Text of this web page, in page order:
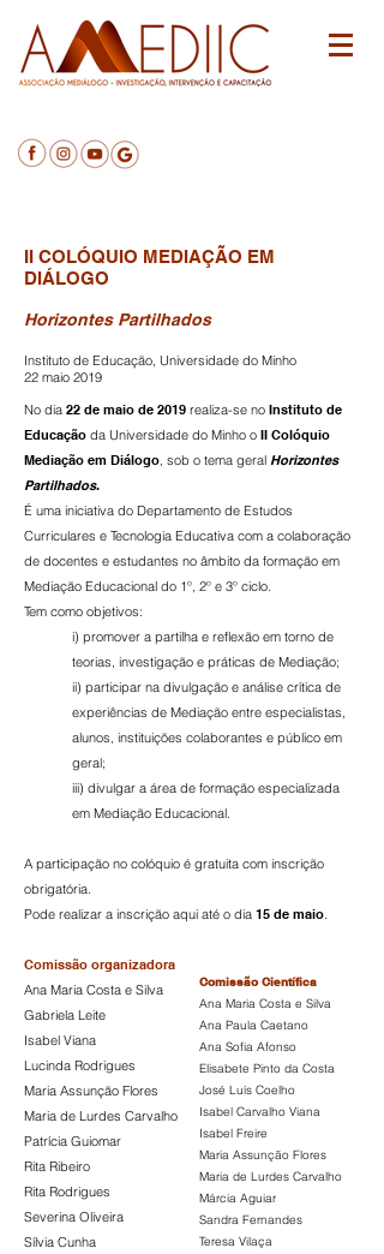
Testemunho participante no IV Colóquio
Mediação em Diálogo
II COLÓQUIO MEDIAÇÃO EM
DIÁLOGO
Horizontes Partilhados
Instituto de Educação, Universidade do Minho
22 maio 2019
No dia 22 de maio de 2019 realiza-se no Instituto de
Educação da Universidade do Minho o II Colóquio
Mediação em Diálogo, sob o tema geral Horizontes
Partilhados.
É uma iniciativa do Departamento de Estudos
Curriculares e Tecnologia Educativa com a colaboração
de docentes e estudantes no âmbito da formação em
Mediação Educacional do 1º, 2º e 3º ciclo.
Tem como objetivos:
i) promover a partilha e reflexão em torno de
teorias, investigação e práticas de Mediação;
ii) participar na divulgação e análise crítica de
experiências de Mediação entre especialistas,
alunos, instituições colaborantes e público em
geral;
iii) divulgar a área de formação especializada
em Mediação Educacional.
A participação no colóquio é gratuita com inscrição
obrigatória.
Pode realizar a inscrição aqui até o dia 15 de maio.
Comissão organizadora
Ana Maria Costa e Silva
Gabriela Leite
Isabel Viana
Lucinda Rodrigues
Maria Assunção Flores
Maria de Lurdes Carvalho
Patrícia Guiomar
Rita Ribeiro
Rita Rodrigues
Severina Oliveira
Sílvia Cunha
Comissão Científica
Ana Maria Costa e Silva
Ana Paula Caetano
Ana Sofia Afonso
Elisabete Pinto da Costa
José Luís Coelho
Isabel Carvalho Viana
Isabel Freire
Maria Assunção Flores
Maria de Lurdes Carvalho
Márcia Aguiar
Sandra Fernandes
Teresa Vilaça